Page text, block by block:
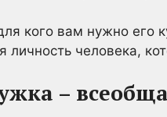
кого вам нужно его
личность человека,
–